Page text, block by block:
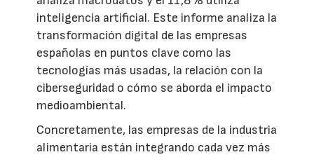
inteligencia artificial. Este informe analiza la
transformación digital de las empresas
españolas en puntos clave como las
tecnologías más usadas, la relación con la
ciberseguridad o cómo se aborda el impacto
medioambiental.
Concretamente, las empresas de la industria
alimentaria están integrando cada vez más